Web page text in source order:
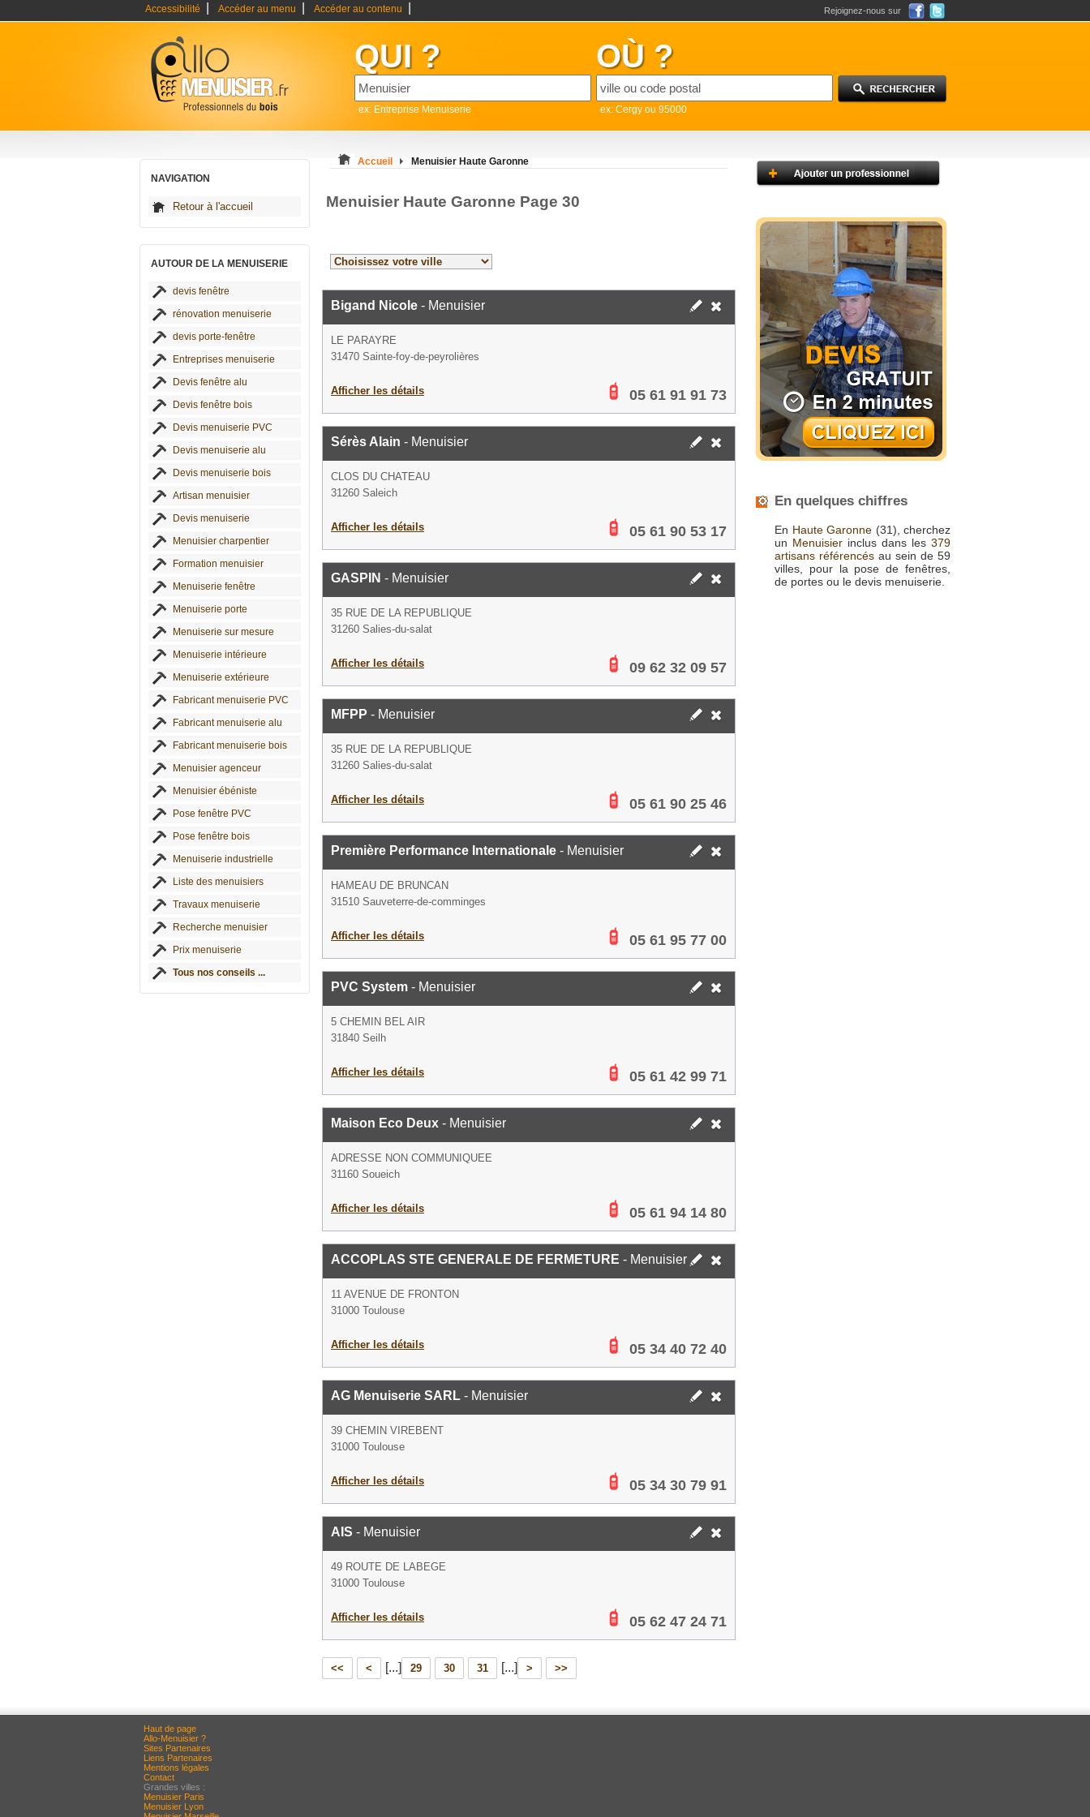
Accessibilité Accéder au menu Accéder au contenu Rejoignez-nous sur
QUI ?
ex: Entreprise Menuiserie
OÙ ?
ex: Cergy ou 95000
NAVIGATION
Retour à l'accueil
AUTOUR DE LA MENUISERIE
devis fenêtre
rénovation menuiserie
devis porte-fenêtre
Entreprises menuiserie
Devis fenêtre alu
Devis fenêtre bois
Devis menuiserie PVC
Devis menuiserie alu
Devis menuiserie bois
Artisan menuisier
Devis menuiserie
Menuisier charpentier
Formation menuisier
Menuiserie fenêtre
Menuiserie porte
Menuiserie sur mesure
Menuiserie intérieure
Menuiserie extérieure
Fabricant menuiserie PVC
Fabricant menuiserie alu
Fabricant menuiserie bois
Menuisier agenceur
Menuisier ébéniste
Pose fenêtre PVC
Pose fenêtre bois
Menuiserie industrielle
Liste des menuisiers
Travaux menuiserie
Recherche menuisier
Prix menuiserie
Tous nos conseils ...
Accueil Menuisier Haute Garonne
Menuisier Haute Garonne Page 30
Bigand Nicole - Menuisier
LE PARAYRE
31470 Sainte-foy-de-peyrolières
Afficher les détails 05 61 91 91 73
Sérès Alain - Menuisier
CLOS DU CHATEAU
31260 Saleich
Afficher les détails 05 61 90 53 17
GASPIN - Menuisier
35 RUE DE LA REPUBLIQUE
31260 Salies-du-salat
Afficher les détails 09 62 32 09 57
MFPP - Menuisier
35 RUE DE LA REPUBLIQUE
31260 Salies-du-salat
Afficher les détails 05 61 90 25 46
Première Performance Internationale - Menuisier
HAMEAU DE BRUNCAN
31510 Sauveterre-de-comminges
Afficher les détails 05 61 95 77 00
PVC System - Menuisier
5 CHEMIN BEL AIR
31840 Seilh
Afficher les détails 05 61 42 99 71
Maison Eco Deux - Menuisier
ADRESSE NON COMMUNIQUEE
31160 Soueich
Afficher les détails 05 61 94 14 80
ACCOPLAS STE GENERALE DE FERMETURE - Menuisier
11 AVENUE DE FRONTON
31000 Toulouse
Afficher les détails 05 34 40 72 40
AG Menuiserie SARL - Menuisier
39 CHEMIN VIREBENT
31000 Toulouse
Afficher les détails 05 34 30 79 91
AIS - Menuisier
49 ROUTE DE LABEGE
31000 Toulouse
Afficher les détails 05 62 47 24 71
<< < [...] 29 30 31 [...] > >>
En quelques chiffres
En Haute Garonne (31), cherchez
un Menuisier inclus dans les 379
artisans référencés au sein de 59
villes, pour la pose de fenêtres,
de portes ou le devis menuiserie.
Haut de page
Allo-Menuisier ?
Sites Partenaires
Liens Partenaires
Mentions légales
Contact
Grandes villes :
Menuisier Paris
Menuisier Lyon